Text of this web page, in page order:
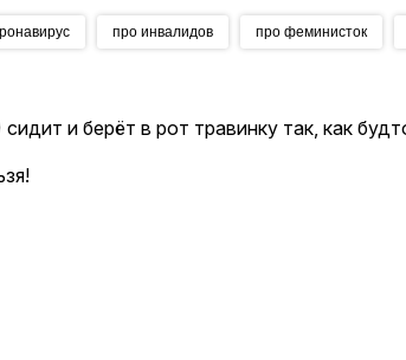
про инвалидов про феминисток
и берёт в рот травинку так, как